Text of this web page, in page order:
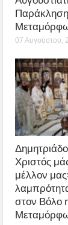
Χριστός
μέλλον
στον Βόλο
06 Αυγούστου,